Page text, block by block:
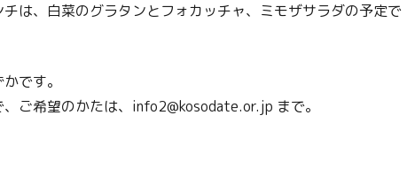
は、白菜のグラタンとフォカッチャ、ミモザサラダの予定で
です。
ご希望のかたは、info2@kosodate.or.jp まで。